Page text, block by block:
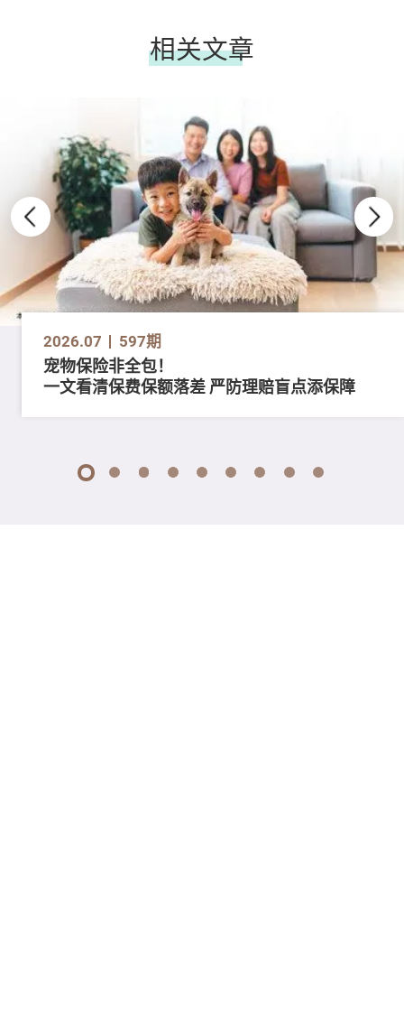
相关文章
2026.07 597期
宠物保险非全包！
一文看清保费保额落差 严防理赔盲点添保障
1 2 3 4 5 6 7 8 9